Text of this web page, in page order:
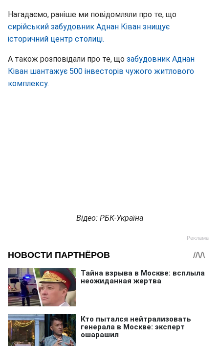
Нагадаємо, раніше ми повідомляли про те, що
сирійський забудовник Аднан Ківан знищує
історичний центр столиці.
А також розповідали про те, що забудовник Аднан
Ківан шантажує 500 інвесторів чужого житлового
комплексу.
Відео: РБК-Україна